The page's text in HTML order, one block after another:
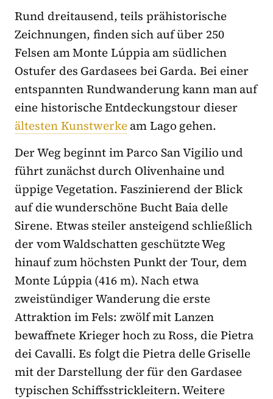
Rund dreitausend, teils prähistorische
Zeichnungen, finden sich auf über 250
Felsen am Monte Lúppia am südlichen
Ostufer des Gardasees bei Garda. Bei einer
entspannten Rundwanderung kann man auf
eine historische Entdeckungstour dieser
ältesten Kunstwerkeam Lago gehen.
Der Weg beginnt im Parco San Vigilio und
führt zunächst durch Olivenhaine und
üppige Vegetation. Faszinierend der Blick
auf die wunderschöne Bucht Baia delle
Sirene. Etwas steiler ansteigend schließlich
der vom Waldschatten geschützte Weg
hinauf zum höchsten Punkt der Tour, dem
Monte Lúppia (416 m). Nach etwa
zweistündiger Wanderung die erste
Attraktion im Fels: zwölf mit Lanzen
bewaffnete Krieger hoch zu Ross, die Pietra
dei Cavalli. Es folgt die Pietra delle Griselle
mit der Darstellung der für den Gardasee
typischen Schiffsstrickleitern. Weitere